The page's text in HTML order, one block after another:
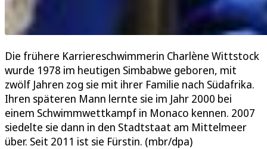
Die frühere Karriereschwimmerin Charlène Wittstock
wurde 1978 im heutigen Simbabwe geboren, mit
zwölf Jahren zog sie mit ihrer Familie nach Südafrika.
Ihren späteren Mann lernte sie im Jahr 2000 bei
einem Schwimmwettkampf in Monaco kennen. 2007
siedelte sie dann in den Stadtstaat am Mittelmeer
über. Seit 2011 ist sie Fürstin. (mbr/dpa)